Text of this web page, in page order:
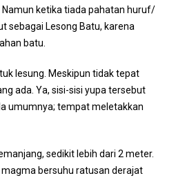
Namun ketika tiada pahatan huruf/
sebagai Lesong Batu, karena
batu.
lesung. Meskipun tidak tepat
ada. Ya, sisi-sisi yupa tersebut
umumnya; tempat meletakkan
sedikit lebih dari 2 meter.
bersuhu ratusan derajat